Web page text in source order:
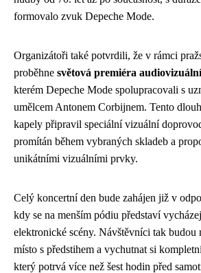
formovalo zvuk Depeche Mode.
Organizátoři také potvrdili, že v rámci
proběhne světová premiéra
kterém Depeche Mode spolupracovali s
umělcem Antonem Corbijnem. Tento
kapely připravil speciální vizuální
promítán během vybraných skladeb a
unikátními vizuálními prvky.
Celý koncertní den bude zahájen již v
kdy se na menším pódiu představí
elektronické scény. Návštěvníci tak budou
místo s předstihem a vychutnat si
který potrvá více než šest hodin před